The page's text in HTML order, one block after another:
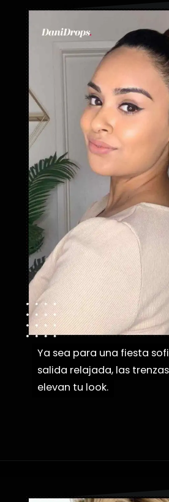
Ya sea para una fiesta
salida relajada, las
elevan tu look.
Ya sea para una fiesta
salida relajada, las
elevan tu look.